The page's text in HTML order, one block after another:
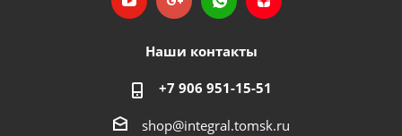
Наши контакты
+7 906 951-15-51
shop@integral.tomsk.ru